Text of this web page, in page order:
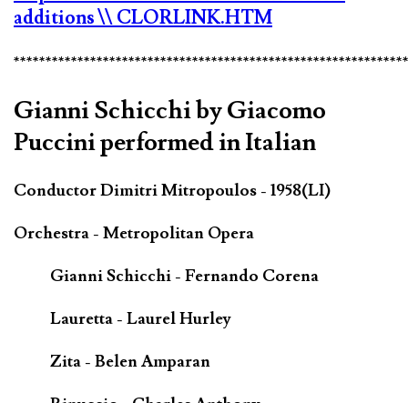
additions\\ CLORLINK.HTM
Gianni Schicchi by Giacomo
Puccini performed in Italian
Conductor Dimitri Mitropoulos - 1958(LI)
Orchestra - Metropolitan Opera
Gianni Schicchi - Fernando Corena
Lauretta - Laurel Hurley
Zita - Belen Amparan